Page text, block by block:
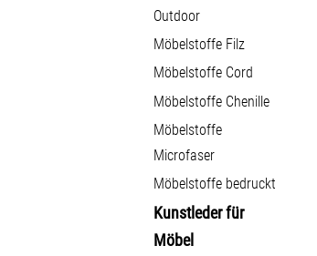
Outdoor
Möbelstoffe Filz
Möbelstoffe Cord
Möbelstoffe Chenille
Möbelstoffe
Microfaser
Möbelstoffe bedruckt
Kunstleder für
Möbel